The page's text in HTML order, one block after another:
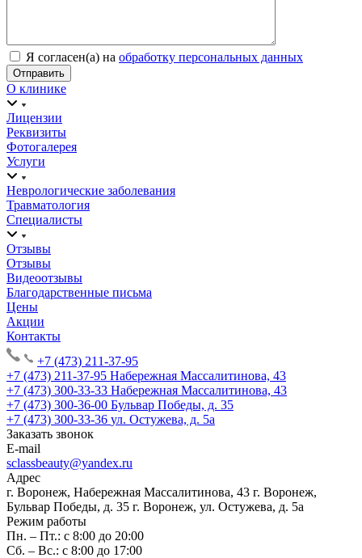
Я согласен(а) на обработку персональных данных
О клинике
Лицензии
Реквизиты
Фотогалерея
Услуги
Неврологические заболевания
Травматология
Специалисты
Отзывы
Отзывы
Видеоотзывы
Благодарственные письма
Цены
Акции
Контакты
+7 (473) 211-37-95
+7 (473) 211-37-95 Набережная Массалитинова, 43
+7 (473) 300-33-33 Набережная Массалитинова, 43
+7 (473) 300-36-00 Бульвар Победы, д. 35
+7 (473) 300-33-36 ул. Остужева, д. 5а
Заказать звонок
E-mail
sclassbeauty@yandex.ru
Адрес
г. Воронеж, Набережная Массалитинова, 43 г. Воронеж,
Бульвар Победы, д. 35 г. Воронеж, ул. Остужева, д. 5а
Режим работы
Пн. – Пт.: с 8:00 до 20:00
Сб. – Вс.: с 8:00 до 17:00